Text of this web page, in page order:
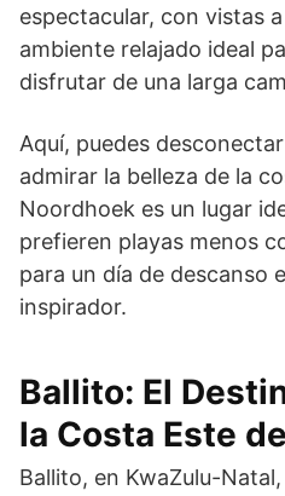
espectacular, con vistas
ambiente relajado ideal
disfrutar de una larga
Aquí, puedes
admirar la belleza de la
Noordhoek es un lugar
prefieren playas menos
para un día de descanso
inspirador.
Ballito: El
la Costa Este
Ballito, en KwaZulu-